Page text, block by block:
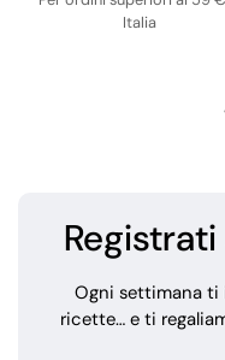
Italia
Ogni settimana ti
ricette… e ti